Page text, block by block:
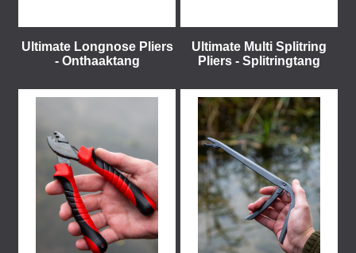
Ultimate Longnose Pliers
- Onthaaktang
Ultimate Multi Splitring
Pliers - Splitringtang